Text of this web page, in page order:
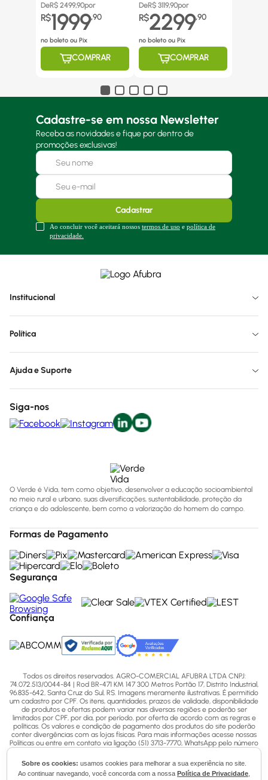
Sobre os cookies: usamos cookies para melhorar a sua experiência no site.
Ao continuar navegando, você concorda com a nossa Política de Privacidade
DeR$ 2499,90por
R$1999,90
no boleto ou Pix
COMPRAR
DeR$ 3119,90por
R$2299,90
no boleto ou Pix
COMPRAR
Cadastre-se em nossa Newsletter
Receba as novidades e fique por dentro de
promoções exclusivas!
Cadastrar
Ao concluir você aceitará nossos termos de uso e política de
privacidade.
Institucional
Política
Ajuda e Suporte
Siga-nos
O Verde é Vida, tem como objetivo, desenvolver a educação socioambiental
no meio rural e urbano, suas diversificações, sustentabilidade, proteção da
criança e do adolescente, bem como a valorização do homem do campo.
Formas de Pagamento
Segurança
Confiança
Todos os direitos reservados. AGRO-COMERCIAL AFUBRA LTDA CNPJ:
74.072.513/0044-84 | Rod BR-471 KM 147 300 Metros Portão 17, Distrito Industrial,
96.835-642, Santa Cruz do Sul, RS. Imagens meramente ilustrativas. É permitido
um cadastro por CPF. Os itens, quantidades, prazos de validade, disponibilidade
de produtos e ofertas podem variar nas diversas regiões e poderão ser
limitados por CPF, por dia, por período, por oferta de acordo com as regras e
políticas. Os valores e condição de pagamento dos produtos do site poderão
conter divergências com as lojas físicas. Para mais informações acesse nossas
Políticas ou entre em contato via ligação (51) 3713-7770, WhatsApp pelo número